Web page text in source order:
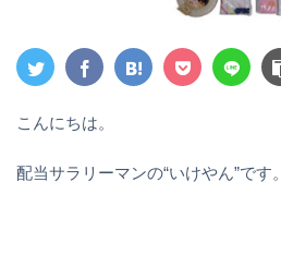
こんにちは。
配当サラリーマンの“いけやん”です。